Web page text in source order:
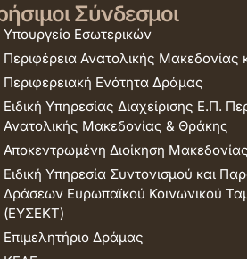
Σύνδεσμοι
Υπουργείο Εσωτερικών
Περιφέρεια Ανατολικής Μακεδονίας
Περιφερειακή Ενότητα Δράμας
Ειδική Υπηρεσίας Διαχείρισης Ε.Π.
Ανατολικής Μακεδονίας & Θράκης
Αποκεντρωμένη Διοίκηση
Ειδική Υπηρεσία Συντονισμού και
Δράσεων Ευρωπαϊκού Κοινωνικού
(ΕΥΣΕΚΤ)
Επιμελητήριο Δράμας